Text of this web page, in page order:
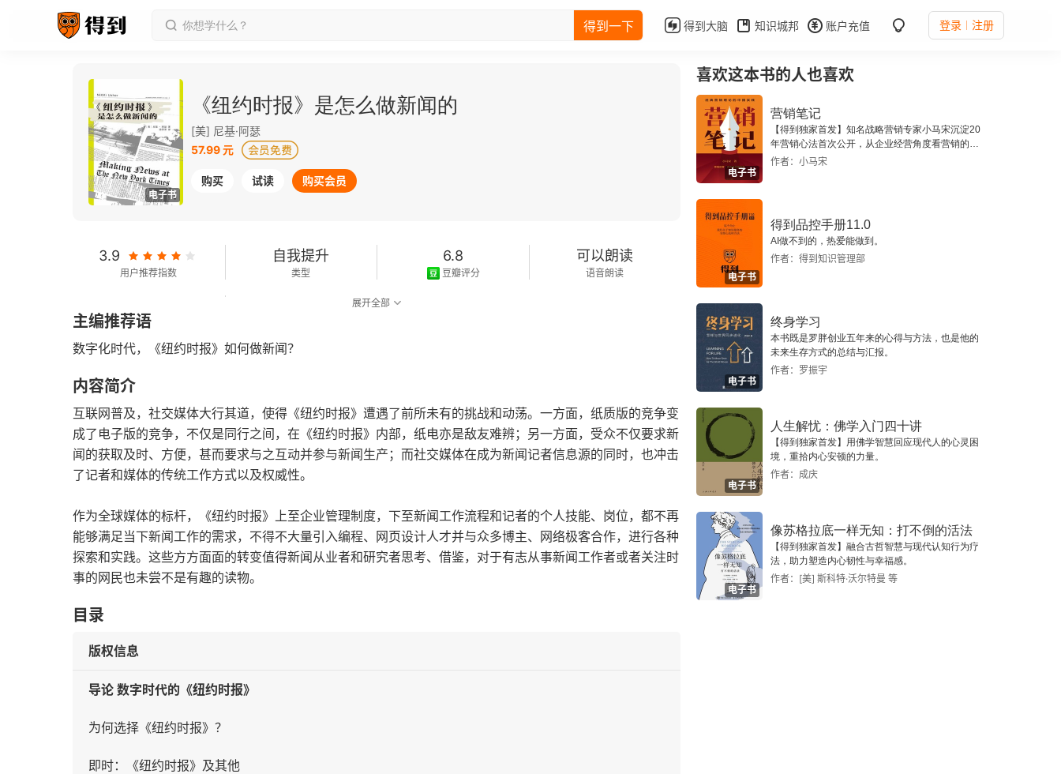
得到一下 得到大脑 知识城邦 账户充值 登录 注册
电子书
《纽约时报》是怎么做新闻的
[美] 尼基·阿瑟
57.99 元
购买 试读 购买会员
3.9
用户推荐指数
自我提升
类型
6.8
豆瓣评分
可以朗读
语音朗读
字数
展开全部
主编推荐语
数字化时代，《纽约时报》如何做新闻？
内容简介
互联网普及，社交媒体大行其道，使得《纽约时报》遭遇了前所未有的挑战和动荡。一方面，纸质版的竞争变
成了电子版的竞争，不仅是同行之间，在《纽约时报》内部，纸电亦是敌友难辨；另一方面，受众不仅要求新
闻的获取及时、方便，甚而要求与之互动并参与新闻生产；而社交媒体在成为新闻记者信息源的同时，也冲击
了记者和媒体的传统工作方式以及权威性。
作为全球媒体的标杆，《纽约时报》上至企业管理制度，下至新闻工作流程和记者的个人技能、岗位，都不再
能够满足当下新闻工作的需求，不得不大量引入编程、网页设计人才并与众多博主、网络极客合作，进行各种
探索和实践。这些方方面面的转变值得新闻从业者和研究者思考、借鉴，对于有志从事新闻工作者或者关注时
事的网民也未尝不是有趣的读物。
目录
版权信息
导论 数字时代的《纽约时报》
为何选择《纽约时报》？
即时：《纽约时报》及其他
喜欢这本书的人也喜欢
电子书
营销笔记
【得到独家首发】知名战略营销专家小马宋沉淀20
年营销心法首次公开，从企业经营角度看营销的营
销方法论。
作者：小马宋
电子书
得到品控手册11.0
AI做不到的，热爱能做到。
作者：得到知识管理部
电子书
终身学习
本书既是罗胖创业五年来的心得与方法，也是他的
未来生存方式的总结与汇报。
作者：罗振宇
电子书
人生解忧：佛学入门四十讲
【得到独家首发】用佛学智慧回应现代人的心灵困
境，重拾内心安顿的力量。
作者：成庆
电子书
像苏格拉底一样无知：打不倒的活法
【得到独家首发】融合古哲智慧与现代认知行为疗
法，助力塑造内心韧性与幸福感。
作者：[美] 斯科特·沃尔特曼 等